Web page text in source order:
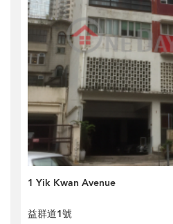
1 Yik Kwan Avenue
益群道1號